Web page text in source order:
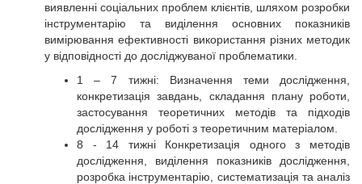
виявленні соціальних проблем клієнтів, шляхом розробки
інструментарію та виділення основних показників
вимірювання ефективності використання різних методик
у відповідності до досліджуваної проблематики.
1 – 7 тижні: Визначення теми дослідження,
конкретизація завдань, складання плану роботи,
застосування теоретичних методів та підходів
дослідження у роботі з теоретичним матеріалом.
8 - 14 тижні Конкретизація одного з методів
дослідження, виділення показників дослідження,
розробка інструментарію, систематизація та аналіз